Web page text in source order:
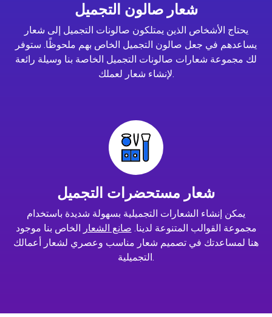
شعار صالون التجميل
يحتاج الأشخاص الذين يمتلكون صالونات التجميل إلى شعار
يساعدهم في جعل صالون التجميل الخاص بهم ملحوظًا. ستوفر
لك مجموعة شعارات صالونات التجميل الخاصة بنا وسيلة رائعة
لإنشاء شعار لعملك.
شعار مستحضرات التجميل
يمكن إنشاء الشعارات التجميلية بسهولة شديدة باستخدام
مجموعة القوالب المتنوعة لدينا. صانع الشعار الخاص بنا موجود
هنا لمساعدتك في تصميم شعار مناسب وعصري لشعار أعمالك
التجميلية.